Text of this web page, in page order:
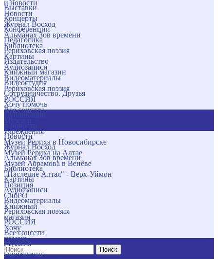
и новости
Новости
Журнал Восход
Альманах Зов времени
Библиотека
Картины
Аудиозаписи
Видеоматериалы
Рериховская поэзия
РОССИЯ
Все соцсети
учреждения
Музей Рериха в Новосибирске
Музей Рериха на Алтае
Музей Абрамова в Венёве
"Наследие Алтая" - Верх-Уймон
Позиция
СибРО
Книжный
магазин
Хочу
помочь
Поиск
Выставки
Концерты
Конференции
Педагогика
Рериховская поэзия
Издательство
Книжный магазин
Видеостудия
Сотрудничество. Друзья
Хочу помочь
Новости
Журнал Восход
Альманах Зов времени
Библиотека
Картины
Аудиозаписи
Видеоматериалы
Рериховская поэзия
РОССИЯ
Все соцсети
Музеи и
учреждения